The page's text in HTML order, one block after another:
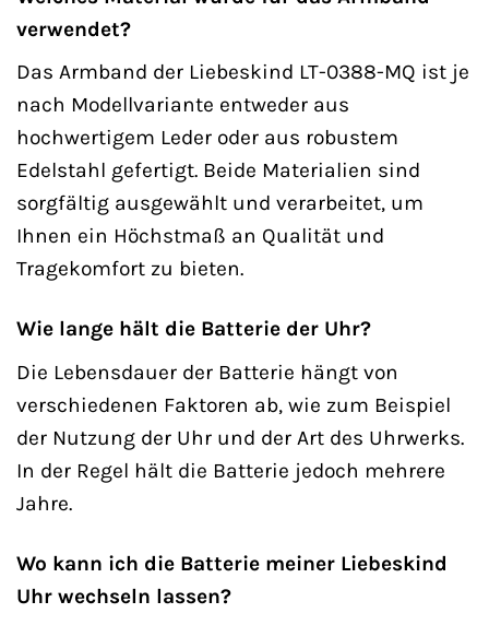
verwendet?
Das Armband der Liebeskind LT-0388-MQ ist je
nach Modellvariante entweder aus
hochwertigem Leder oder aus robustem
Edelstahl gefertigt. Beide Materialien sind
sorgfältig ausgewählt und verarbeitet, um
Ihnen ein Höchstmaß an Qualität und
Tragekomfort zu bieten.
Wie lange hält die Batterie der Uhr?
Die Lebensdauer der Batterie hängt von
verschiedenen Faktoren ab, wie zum Beispiel
der Nutzung der Uhr und der Art des Uhrwerks.
In der Regel hält die Batterie jedoch mehrere
Jahre.
Wo kann ich die Batterie meiner Liebeskind
Uhr wechseln lassen?